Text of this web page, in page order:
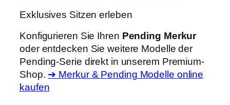
Exklusives Sitzen erleben
Konfigurieren Sie Ihren Pending Merkur
oder entdecken Sie weitere Modelle der
Pending-Serie direkt in unserem Premium-
Shop. ➔ Merkur & Pending Modelle online
kaufen